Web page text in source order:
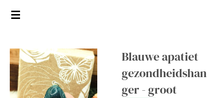
Ga
de
hoofdinhoud
Blauwe apatiet
gezondheidshan
ger - groot